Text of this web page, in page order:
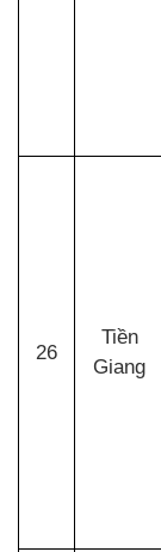
26
Tiền
Giang